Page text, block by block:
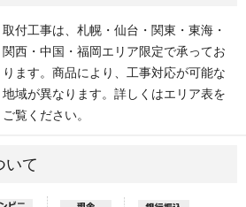
取付工事は、札幌・仙台・関東・東海・
関西・中国・福岡エリア限定で承ってお
ります。商品により、工事対応が可能な
地域が異なります。詳しくはエリア表を
ご覧ください。
いて